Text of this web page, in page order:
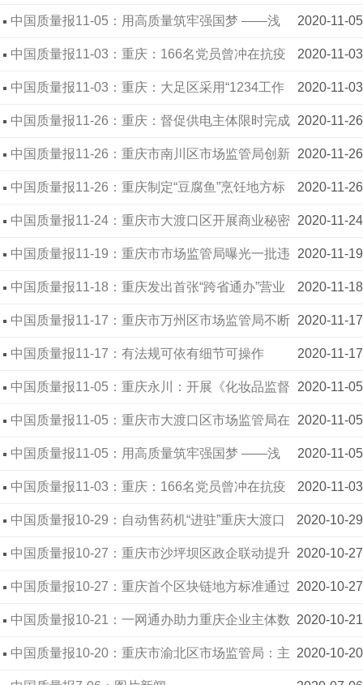
长江禁捕跨区域合作机制 2020-11-05
中国质量报11-05：用高质量筑牢强国梦 ——浅
谈基层市场监管部门如何助力推进质量强国建设 2020-11-03
中国质量报11-03：重庆：166名党员曾冲在抗疫
一线 九龙坡区市场监管局荣获先进集体 2020-11-03
中国质量报11-03：重庆：大足区采用“1234工作
法”开展“医疗器械宣传周”活动 2020-11-26
中国质量报11-26：重庆：督促供电主体限时完成
整治 2020-11-26
中国质量报11-26：重庆市南川区市场监管局创新
食品小作坊监管帮扶机制 2020-11-26
中国质量报11-26：重庆制定“豆腐鱼”烹饪地方标
准 2020-11-24
中国质量报11-24：重庆市大渡口区开展商业秘密
保护培训 2020-11-19
中国质量报11-19：重庆市市场监管局曝光一批违
法案件 2020-11-18
中国质量报11-18：重庆发出首张“跨省通办”营业
执照 2020-11-17
中国质量报11-17：重庆市万州区市场监管局不断
激发企业创新动力 2020-11-17
中国质量报11-17：有法规可依有细节可操作
2020-11-05
中国质量报11-05：重庆永川：开展《化妆品监督
管理条例》宣贯工作 增强化妆品风险防控能力 2020-11-05
中国质量报11-05：重庆市大渡口区市场监管局在
楼盘设立投诉处理点 2020-11-05
中国质量报11-05：用高质量筑牢强国梦 ——浅
谈基层市场监管部门如何助力推进质量强国建设 2020-11-03
中国质量报11-03：重庆：166名党员曾冲在抗疫
一线 九龙坡区市场监管局荣获先进集体 2020-10-29
中国质量报10-29：自动售药机“进驻”重庆大渡口
区 2020-10-27
中国质量报10-27：重庆市沙坪坝区政企联动提升
区域科技含量 2020-10-27
中国质量报10-27：重庆首个区块链地方标准通过
专家评审 2020-10-21
中国质量报10-21：一网通办助力重庆企业主体数
量持续增加 2020-10-20
中国质量报10-20：重庆市渝北区市场监管局：主